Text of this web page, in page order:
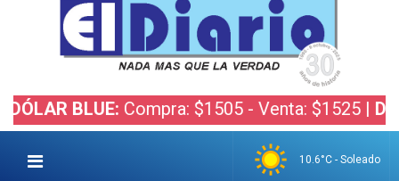
BLUE:Compra: $1505 - Venta: $1525 |DÓLAR
10.6°C - Soleado